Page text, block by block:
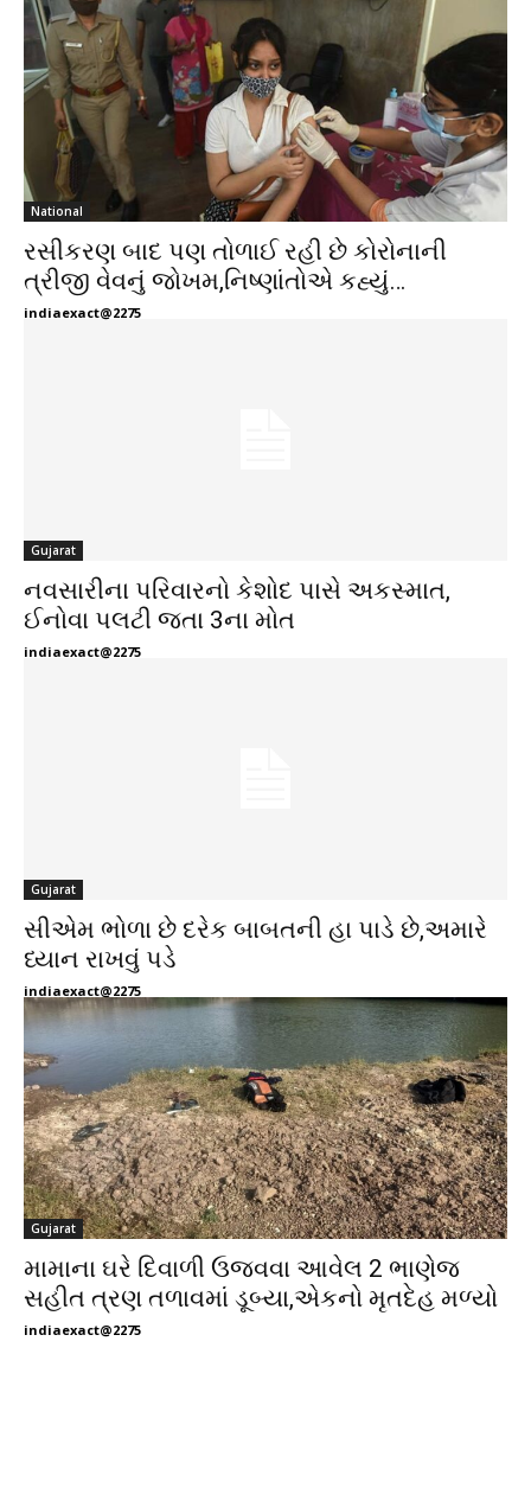
National
રસીકરણ બાદ પણ તોળાઈ રહી છે કોરોનાની
ત્રીજી વેવનું જોખમ,નિષ્ણાંતોએ કહ્યું…
indiaexact@2275
Gujarat
નવસારીના પરિવારનો કેશોદ પાસે અકસ્માત,
ઈનોવા પલટી જતા 3ના મોત
indiaexact@2275
Gujarat
સીએમ ભોળા છે દરેક બાબતની હા પાડે છે,અમારે
ધ્યાન રાખવું પડે
indiaexact@2275
Gujarat
મામાના ઘરે દિવાળી ઉજવવા આવેલ 2 ભાણેજ
સહીત ત્રણ તળાવમાં ડૂબ્યા,એકનો મૃતદેહ મળ્યો
indiaexact@2275